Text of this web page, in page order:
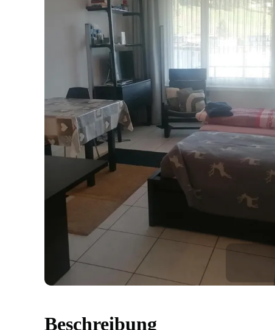
Beschreibung